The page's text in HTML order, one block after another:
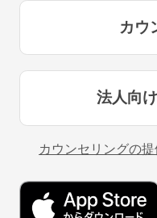
カウ
法人向
カウンセリングの